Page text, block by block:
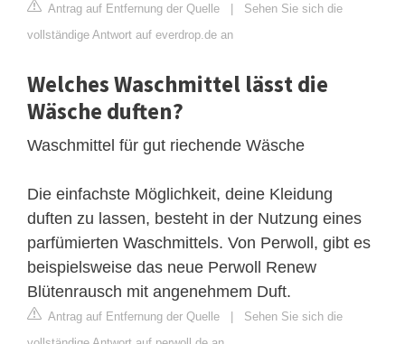
Antrag auf Entfernung der Quelle | Sehen Sie sich die
vollständige Antwort auf everdrop.de an
Welches Waschmittel lässt die
Wäsche duften?
Waschmittel für gut riechende Wäsche
Die einfachste Möglichkeit, deine Kleidung
duften zu lassen, besteht in der Nutzung eines
parfümierten Waschmittels. Von Perwoll, gibt es
beispielsweise das neue Perwoll Renew
Blütenrausch mit angenehmem Duft.
Antrag auf Entfernung der Quelle | Sehen Sie sich die